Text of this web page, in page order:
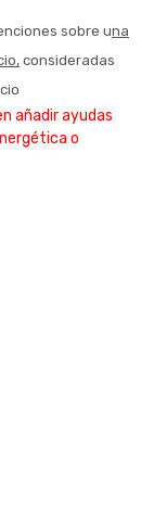
sobre una
consideradas
añadir ayudas
o